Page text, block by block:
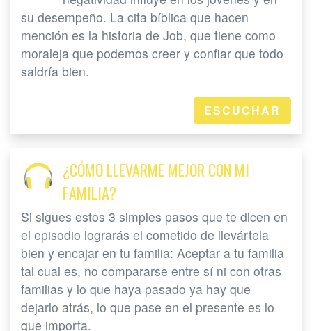
su desempeño. La cita bíblica que hacen
mención es la historia de Job, que tiene como
moraleja que podemos creer y confiar que todo
saldría bien.
ESCUCHAR
¿CÓMO LLEVARME MEJOR CON MI
FAMILIA?
Si sigues estos 3 simples pasos que te dicen en
el episodio lograrás el cometido de llevártela
bien y encajar en tu familia: Aceptar a tu familia
tal cual es, no compararse entre sí ni con otras
familias y lo que haya pasado ya hay que
dejarlo atrás, lo que pase en el presente es lo
que importa.